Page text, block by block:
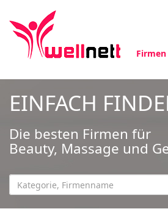
Firmen
EINFACH
Die besten Firmen für
Beauty, Massage und